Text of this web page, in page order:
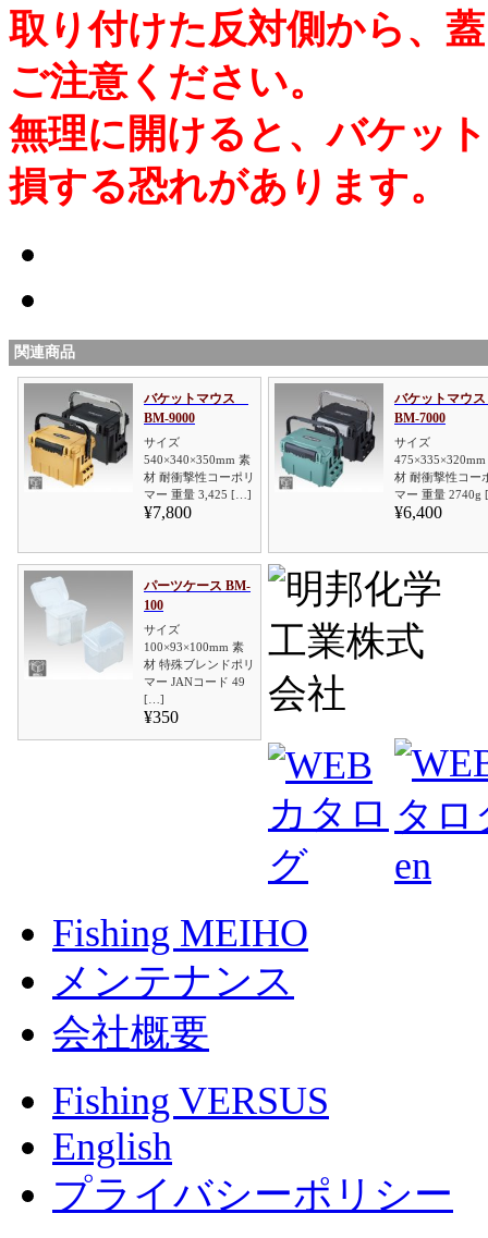
取り付けた反対側から、
ご注意ください。
無理に開けると、バケッ
損する恐れがあります。
関連商品
バケットマウス
BM-9000
サイズ
540×340×350mm 素
材 耐衝撃性コーポリ
マー 重量 3,425 […]
¥7,800
バケットマウ
BM-7000
サイズ
475×335×320mm
材 耐衝撃性コー
マー 重量
¥6,400
パーツケース BM-
100
サイズ
100×93×100mm 素
材 特殊ブレンドポリ
マー JANコード 49
[…]
¥350
Fishing MEIHO
メンテナンス
会社概要
Fishing VERSUS
English
プライバシーポリシー